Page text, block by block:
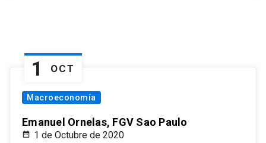
1 OCT
Macroeconomía
Emanuel Ornelas, FGV Sao Paulo
1 de Octubre de 2020